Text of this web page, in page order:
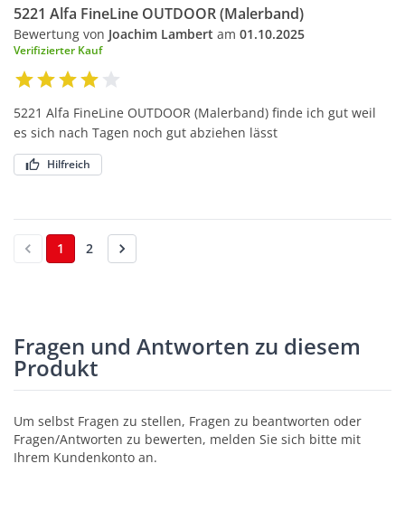
5221 Alfa FineLine OUTDOOR (Malerband)
Bewertung von Joachim Lambert am 01.10.2025
Verifizierter Kauf
5221 Alfa FineLine OUTDOOR (Malerband) finde ich gut weil
es sich nach Tagen noch gut abziehen lässt
Hilfreich
1 2
Fragen und Antworten zu diesem
Produkt
Um selbst Fragen zu stellen, Fragen zu beantworten oder
Fragen/Antworten zu bewerten, melden Sie sich bitte mit
Ihrem Kundenkonto an.